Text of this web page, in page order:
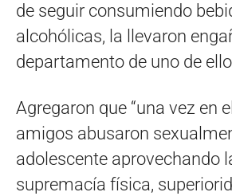
de seguir consumiendo
alcohólicas, la llevaron
departamento de uno de
Agregaron que “una vez en
amigos abusaron
adolescente aprovechando
supremacía física,